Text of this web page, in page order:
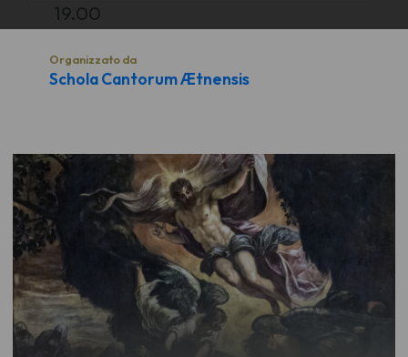
19.00
Organizzato da
Schola Cantorum Ætnensis